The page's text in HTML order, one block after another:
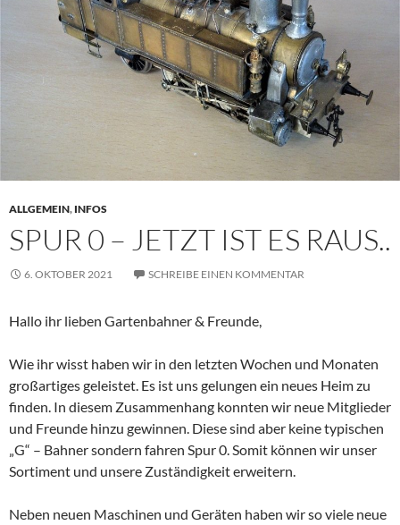
ALLGEMEIN, INFOS
SPUR 0 – JETZT IST ES RAUS..
6. OKTOBER 2021 SCHREIBE EINEN KOMMENTAR
Hallo ihr lieben Gartenbahner & Freunde,
Wie ihr wisst haben wir in den letzten Wochen und Monaten
großartiges geleistet. Es ist uns gelungen ein neues Heim zu
finden. In diesem Zusammenhang konnten wir neue Mitglieder
und Freunde hinzu gewinnen. Diese sind aber keine typischen
„G“ – Bahner sondern fahren Spur 0. Somit können wir unser
Sortiment und unsere Zuständigkeit erweitern.
Neben neuen Maschinen und Geräten haben wir so viele neue